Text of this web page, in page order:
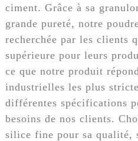
ciment. Grâce à sa
grande pureté, notre
recherchée par les clients
supérieure pour leurs
ce que notre produit
industrielles les plus
différentes spécifications
besoins de nos clients.
silice fine pour sa qualité,